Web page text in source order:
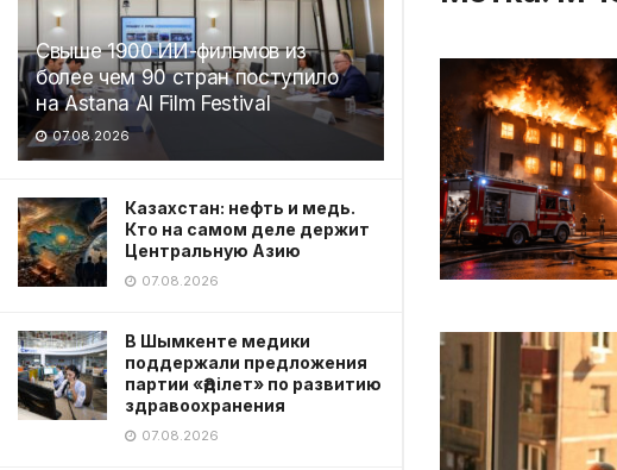
Свыше 1900 ИИ-фильмов из
более чем 90 стран поступило
на Astana AI Film Festival
07.08.2026
Казахстан: нефть и медь.
Кто на самом деле держит
Центральную Азию
07.08.2026
В Шымкенте медики
поддержали предложения
партии «Әділет» по развитию
здравоохранения
07.08.2026